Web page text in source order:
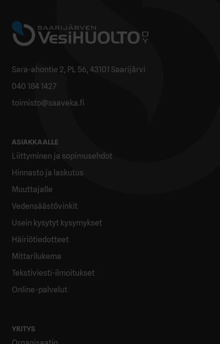
Sara-ahontie 2, PL 56, 43101 Saarijärvi
040 184 1427
toimisto@saaveka.fi
ASIAKKAALLE
Liittyminen ja sopimusehdot
Hinnasto ja laskutus
Muuttajalle
Vedensäästövinkit
Usein kysytyt kysymykset
Häiriötiedotteet
Mittarilukema
Tekstiviesti-ilmoitukset
Online-palvelut
YRITYS